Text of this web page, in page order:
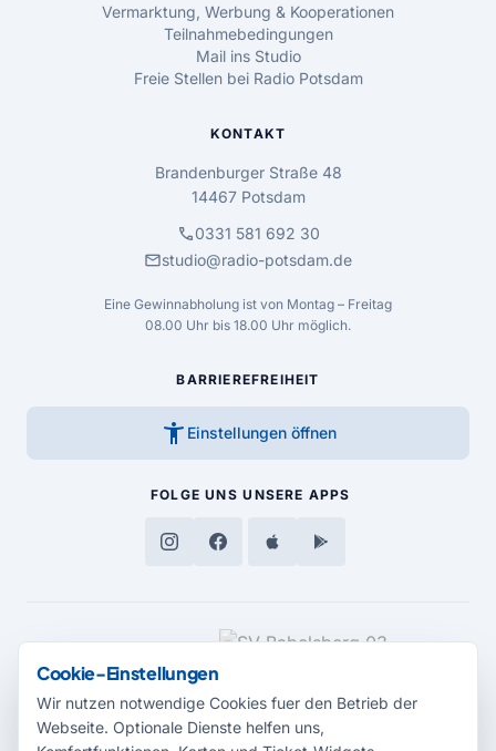
Vermarktung, Werbung & Kooperationen
Teilnahmebedingungen
Mail ins Studio
Freie Stellen bei Radio Potsdam
KONTAKT
Brandenburger Straße 48
14467 Potsdam
call0331 581 692 30
mailstudio@radio-potsdam.de
Eine Gewinnabholung ist von Montag – Freitag
08.00 Uhr bis 18.00 Uhr möglich.
BARRIEREFREIHEIT
accessibility_new Einstellungen öffnen
FOLGE UNS UNSERE APPS
MEDIENPARTNER
Cookie-Einstellungen
Wir nutzen notwendige Cookies fuer den Betrieb der
Webseite. Optionale Dienste helfen uns,